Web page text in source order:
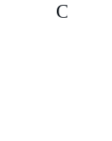
Сезон